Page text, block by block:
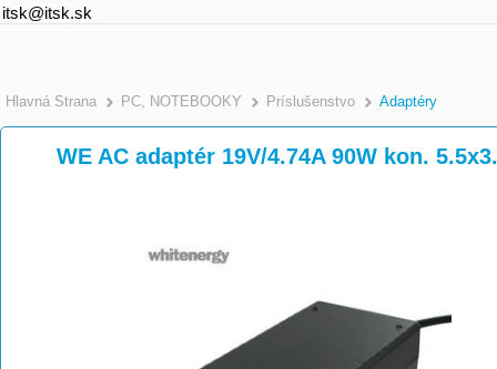
itsk@itsk.sk
Hlavná Strana >
PC, NOTEBOOKY >
Príslušenstvo Adaptéry
WE AC adaptér 19V/4.74A 90W kon.